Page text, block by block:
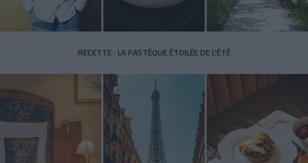
RECETTE : LA PASTÈQUE ÉTOILÉE DE L’ÉTÉ